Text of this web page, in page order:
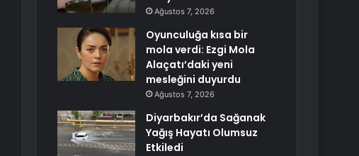
Ağustos 7, 2026
Oyunculuğa kısa bir
mola verdi: Ezgi Mola
Alaçatı’daki yeni
mesleğini duyurdu
Ağustos 7, 2026
Diyarbakır’da Sağanak
Yağış Hayatı Olumsuz
Etkiledi